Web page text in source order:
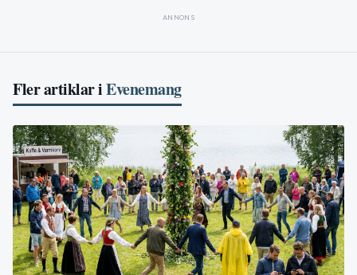
ANNONS
Fler artiklar iEvenemang